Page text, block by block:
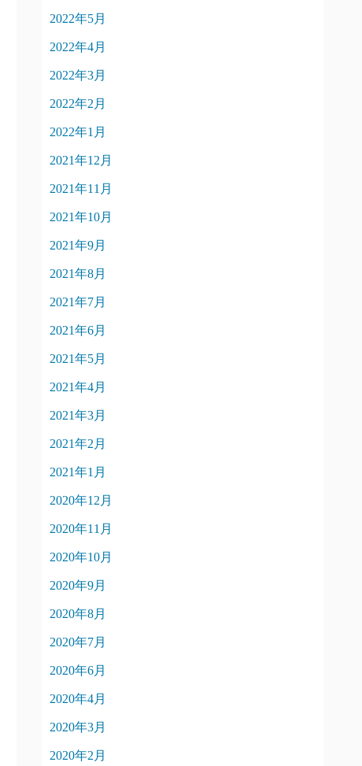
2022年5月
2022年4月
2022年3月
2022年2月
2022年1月
2021年12月
2021年11月
2021年10月
2021年9月
2021年8月
2021年7月
2021年6月
2021年5月
2021年4月
2021年3月
2021年2月
2021年1月
2020年12月
2020年11月
2020年10月
2020年9月
2020年8月
2020年7月
2020年6月
2020年4月
2020年3月
2020年2月